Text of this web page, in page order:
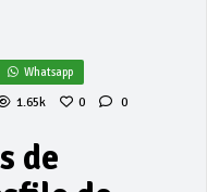
Whatsapp
1.65k 0 0
de